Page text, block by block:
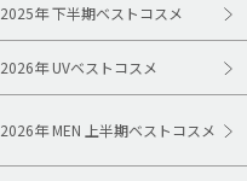
2025年 下半期ベストコスメ
2026年 UVベストコスメ
2026年 MEN 上半期ベストコスメ